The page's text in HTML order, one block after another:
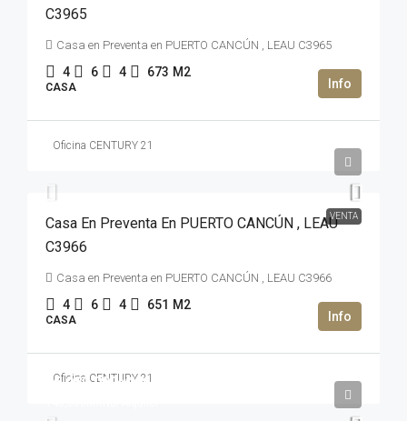
C3965
Casa en Preventa en PUERTO CANCÚN , LEAU C3965
4 6 4 673 M2
CASA
Oficina CENTURY 21
VENTA
Casa En Preventa En PUERTO CANCÚN , LEAU
C3966
Casa en Preventa en PUERTO CANCÚN , LEAU C3966
4 6 4 651 M2
CASA
Oficina CENTURY 21
35,980,000MXN$